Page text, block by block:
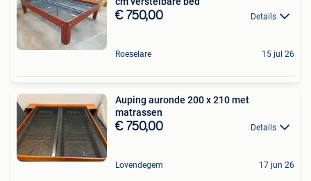
€ 750,00 Details
Roeselare 15 jul 26
Auping auronde 200 x 210 met
matrassen
€ 750,00 Details
Lovendegem 17 jun 26